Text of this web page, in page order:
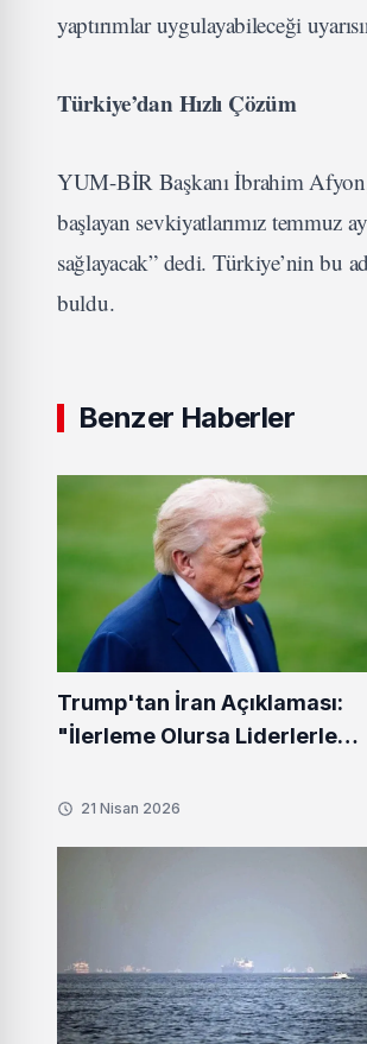
yaptırımlar uygulayabileceği
Türkiye’dan Hızlı Çözüm
YUM-BİR Başkanı İbrahim Afyon,
başlayan sevkiyatlarımız temmuz
sağlayacak” dedi. Türkiye’nin bu
buldu.
Benzer Haberler
Trump'tan İran Açıklaması:
"İlerleme Olursa Liderlerle
21 Nisan 2026